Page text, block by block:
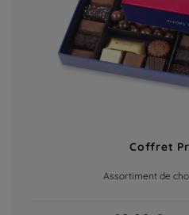
Coffret
Assortiment de